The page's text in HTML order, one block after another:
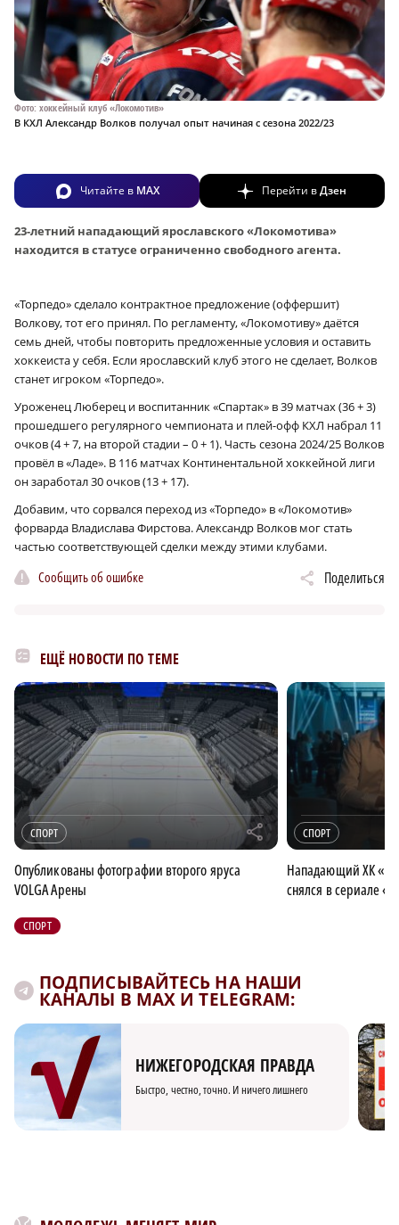
Фото: хоккейный клуб «Локомотив»
В КХЛ Александр Волков получал опыт начиная с сезона 2022/23
Читайте в MAX Перейти вДзен
23-летний нападающий ярославского «Локомотива»
находится в статусе ограниченно свободного агента.
«Торпедо» сделало контрактное предложение (оффершит)
Волкову, тот его принял. По регламенту, «Локомотиву» даётся
семь дней, чтобы повторить предложенные условия и оставить
хоккеиста у себя. Если ярославский клуб этого не сделает, Волков
станет игроком «Торпедо».
Уроженец Люберец и воспитанник «Спартак» в 39 матчах (36 + 3)
прошедшего регулярного чемпионата и плей-офф КХЛ набрал 11
очков (4 + 7, на второй стадии – 0 + 1). Часть сезона 2024/25 Волков
провёл в «Ладе». В 116 матчах Континентальной хоккейной лиги
он заработал 30 очков (13 + 17).
Добавим, что сорвался переход из «Торпедо» в «Локомотив»
форварда Владислава Фирстова. Александр Волков мог стать
частью соответствующей сделки между этими клубами.
Сообщить об ошибке Поделиться
ЕЩЁ НОВОСТИ ПО ТЕМЕ
СПОРТ r
Опубликованы фотографии второго яруса
VOLGA Арены
СПОРТ
Нападающий ХК
снялся в сериале
СПОРТ
ПОДПИСЫВАЙТЕСЬ НА НАШИ
КАНАЛЫ В MAX И TELEGRAM:
НИЖЕГОРОДСКАЯ ПРАВДА
Быстро, честно, точно. И ничего лишнего